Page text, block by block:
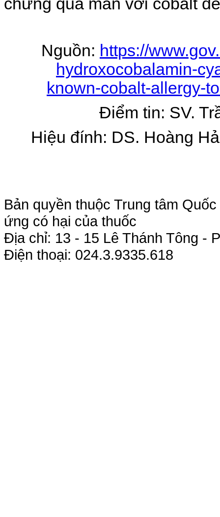
chứng quá mẫn với cobalt
Nguồn: https://
hydroxocobalamin-
known-cobalt-allergy-
Điểm tin: SV.
Hiệu đính: DS. Hoàng
Bản quyền thuộc Trung tâm
ứng có hại của thuốc
Địa chỉ: 13 - 15 Lê Thánh Tông -
Điện thoại: 024.3.9335.618